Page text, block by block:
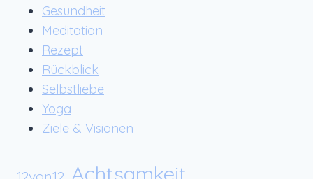
Gesundheit
Meditation
Rezept
Rückblick
Selbstliebe
Yoga
Ziele & Visionen
Achtsamkeit